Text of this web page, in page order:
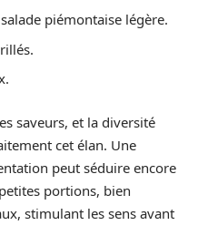
piémontaise légère.
saveurs, et la diversité
cet élan. Une
peut séduire encore
portions, bien
stimulant les sens avant